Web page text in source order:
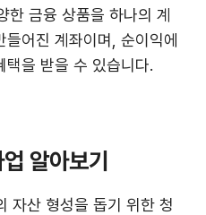
한 금융 상품을 하나의 계
어진 계좌이며, 순이익에
택을 받을 수 있습니다.
알아보기
자산 형성을 돕기 위한 청